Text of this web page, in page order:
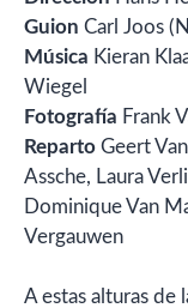
Guion Carl Joos
Música Kieran
Wiegel
Fotografía Frank
Reparto Geert
Assche, Laura
Dominique Van
Vergauwen
A estas alturas de